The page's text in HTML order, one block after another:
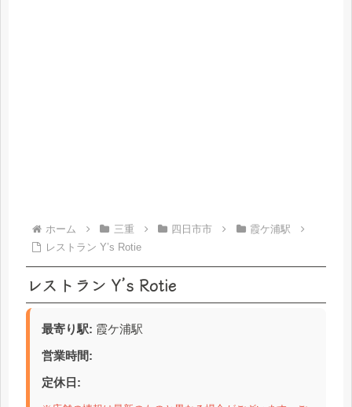
ホーム 三重 四日市市
霞ケ浦駅
レストラン Y’s Rotie
レストラン Y’s Rotie
最寄り駅: 霞ケ浦駅
営業時間:
定休日: